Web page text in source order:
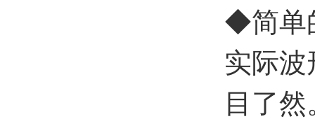
◆简单
实际
目了然